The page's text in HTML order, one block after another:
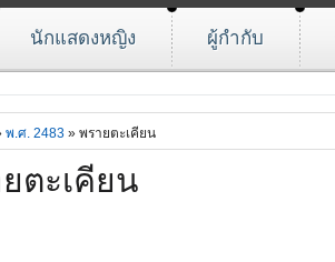
นักแสดงหญิง ผู้กำกับ
พ.ศ. 2483» พรายตะเคียน
ตะเคียน